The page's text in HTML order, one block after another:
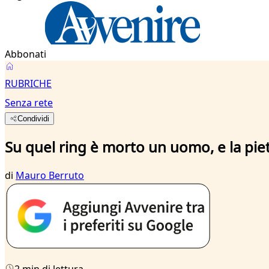
Abbonati
RUBRICHE
Senza rete
Condividi
Su quel ring è morto un uomo, e la
di Mauro Berruto